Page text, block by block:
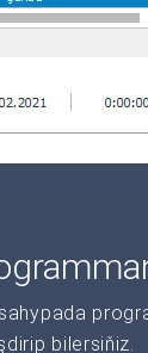
bilersiňiz.